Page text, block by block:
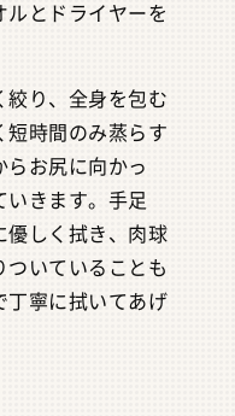
ルとドライヤーを
絞り、全身を包む
短時間のみ蒸らす
らお尻に向かっ
きます。手足
優しく拭き、肉球
いていることも
丁寧に拭いてあげ